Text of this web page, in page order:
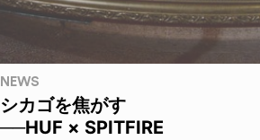
NEWS
シカゴを焦がす
──HUF × SPITFIRE